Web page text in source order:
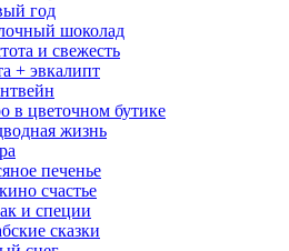
год
шоколад
и свежесть
+ эвкалипт
в цветочном бутике
жизнь
печенье
счастье
и специи
сказки